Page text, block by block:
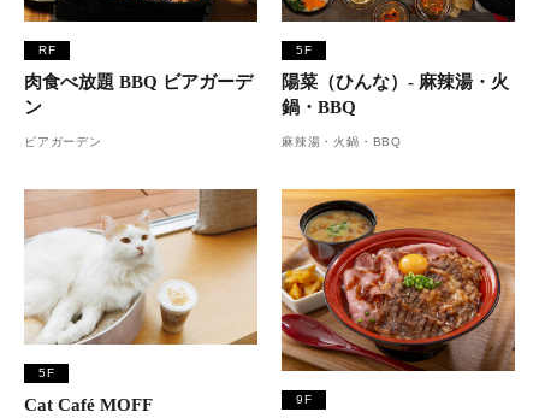
RF
肉食べ放題 BBQ ビアガーデ
ン
ビアガーデン
5F
陽菜（ひんな）- 麻辣湯・火
鍋・BBQ
麻辣湯・火鍋・BBQ
5F
Cat Café MOFF 9F